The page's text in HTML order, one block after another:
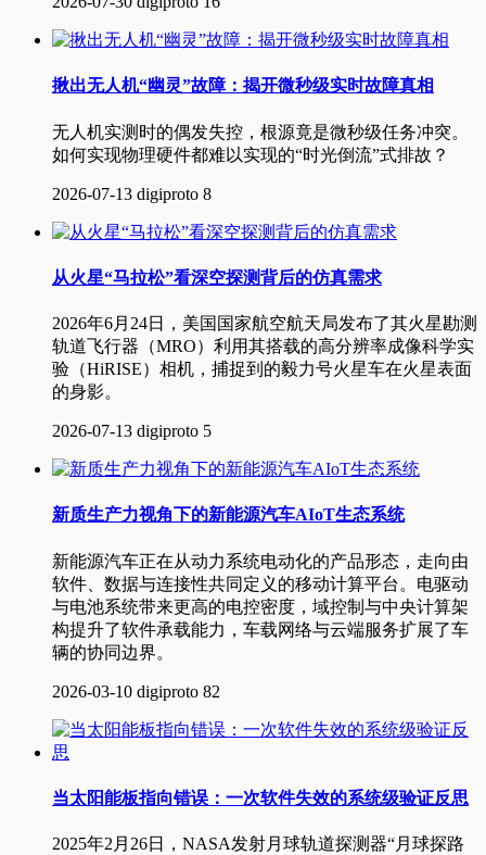
揪出无人机“幽灵”故障：揭开微秒级实时故障真相
无人机实测时的偶发失控，根源竟是微秒级任务冲突。
如何实现物理硬件都难以实现的“时光倒流”式排故？
2026-07-13 digiproto 8
从火星“马拉松”看深空探测背后的仿真需求
2026年6月24日，美国国家航空航天局发布了其火星勘测
轨道飞行器（MRO）利用其搭载的高分辨率成像科学实
验（HiRISE）相机，捕捉到的毅力号火星车在火星表面
的身影。
2026-07-13 digiproto 5
新质生产力视角下的新能源汽车AIoT生态系统
​ 新能源汽车正在从动力系统电动化的产品形态，走向由
软件、数据与连接性共同定义的移动计算平台。电驱动
与电池系统带来更高的电控密度，域控制与中央计算架
构提升了软件承载能力，车载网络与云端服务扩展了车
辆的协同边界。
2026-03-10 digiproto 82
当太阳能板指向错误：一次软件失效的系统级验证反思
2025年2月26日，NASA发射月球轨道探测器“月球探路